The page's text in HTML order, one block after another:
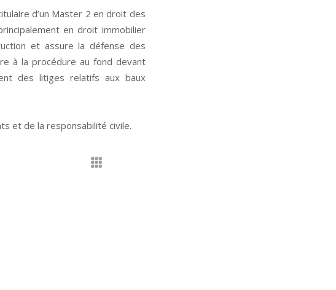
d’un Master 2 en droit des
en droit immobilier
et assure la défense des
à la procédure au fond devant
des litiges relatifs aux baux
et de la responsabilité civile.